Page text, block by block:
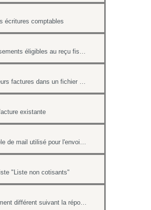
écritures comptables
Choisir les versements éligibles au reçu fiscal
Exporter plusieurs factures dans un fichier pdf
existante
Choix du modèle de mail utilisé pour l'envoi des factures
"Liste non cotisants"
Type de versement différent suivant la réponse à une question d'un formulaire